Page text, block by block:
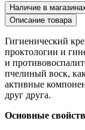
Наличие в
Описание товара
Гигиенический
проктологии и
и
пчелиный воск,
активные
друг друга.
Основные